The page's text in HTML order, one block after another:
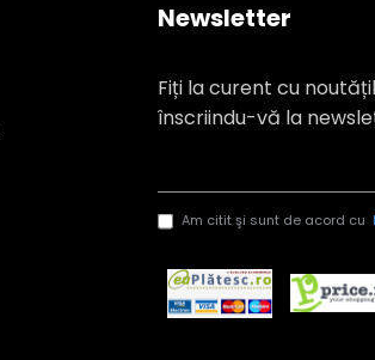
Newsletter
Fiți la curent cu
înscriindu-vă la
Am citit şi sunt de acord cu